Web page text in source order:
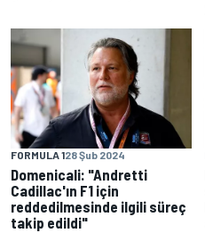
FORMULA 128 Şub 2024
Domenicali: "Andretti
Cadillac'ın F1 için
reddedilmesinde ilgili süreç
takip edildi"